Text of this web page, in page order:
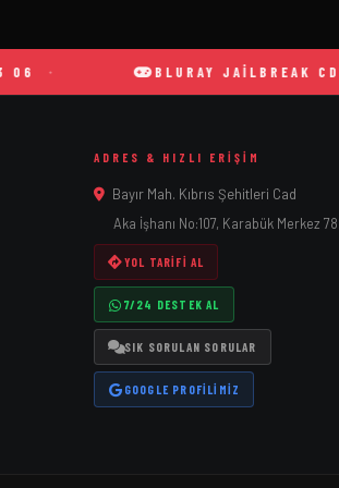
BLURAY JAILBREAK CD
ADRES & HIZLI ERIŞIM
Bayır Mah. Kıbrıs Şehitleri Cad
Aka İşhanı No:107, Karabük Merkez
YOL TARIFI AL
7/24 DESTEK AL
SIK SORULAN SORULAR
GOOGLE PROFILIMIZ